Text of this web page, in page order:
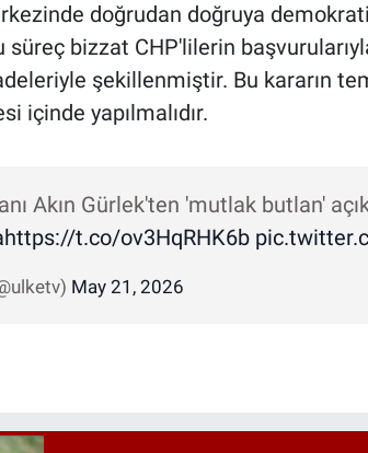
doğrudan doğruya
süreç bizzat CHP'lilerin
şekillenmiştir. Bu kararın
içinde yapılmalıdır.
Akın Gürlek'ten 'mutlak butlan'
https://t.co/ov3HqRHK6b
May 21, 2026